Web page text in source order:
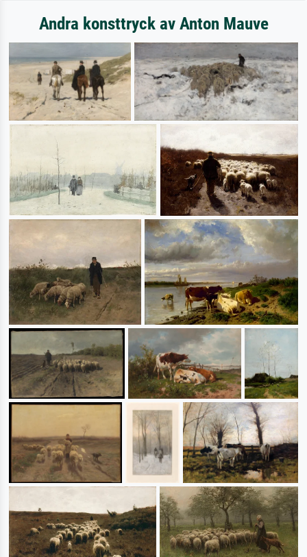
Andra konsttryck av Anton Mauve